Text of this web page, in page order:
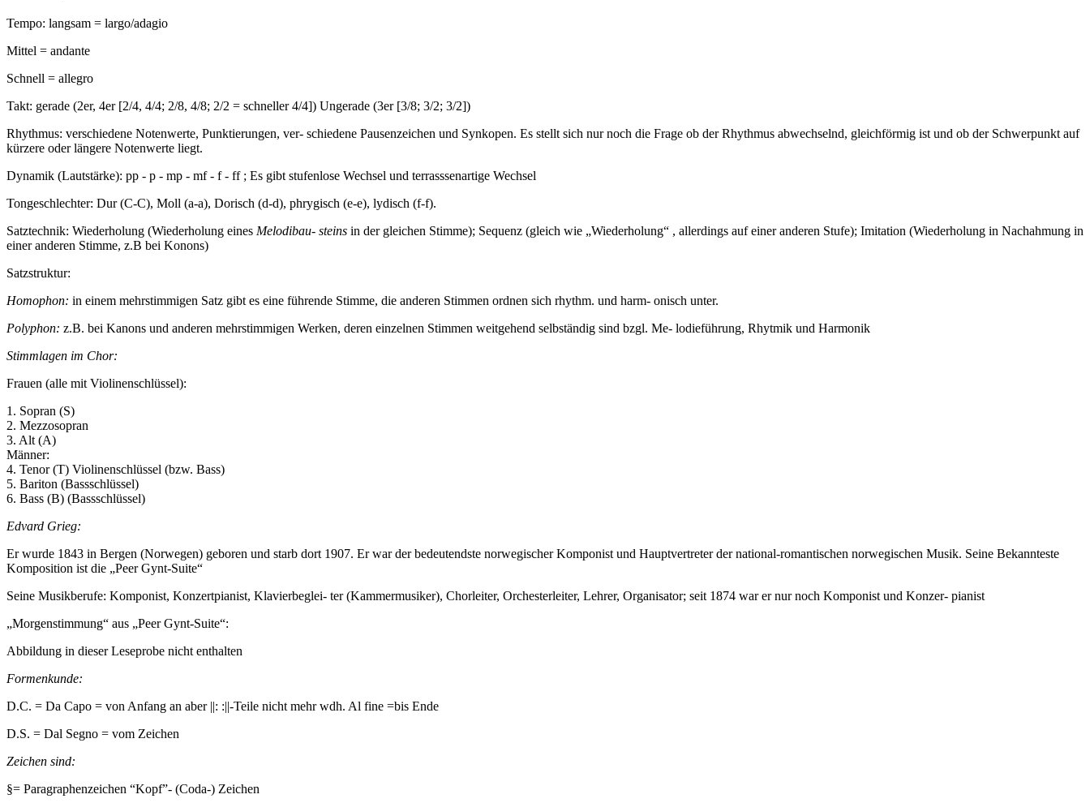
Tempo: langsam = largo/adagio
Mittel = andante
Schnell = allegro
Takt: gerade (2er, 4er [2/4, 4/4; 2/8, 4/8; 2/2 = schneller 4/4]) Ungerade (3er [3/8; 3/2; 3/2])
Rhythmus: verschiedene Notenwerte, Punktierungen, ver- schiedene Pausenzeichen und Synkopen. Es stellt sich nur noch die Frage ob der Rhythmus abwechselnd, gleichförmig ist und ob der Schwerpunkt auf
kürzere oder längere Notenwerte liegt.
Dynamik (Lautstärke): pp - p - mp - mf - f - ff ; Es gibt stufenlose Wechsel und terrasssenartige Wechsel
Tongeschlechter: Dur (C-C), Moll (a-a), Dorisch (d-d), phrygisch (e-e), lydisch (f-f).
Satztechnik: Wiederholung (Wiederholung eines Melodibau- steins in der gleichen Stimme); Sequenz (gleich wie „Wiederholung“ , allerdings auf einer anderen Stufe); Imitation (Wiederholung in Nachahmung in
einer anderen Stimme, z.B bei Konons)
Satzstruktur:
Homophon: in einem mehrstimmigen Satz gibt es eine führende Stimme, die anderen Stimmen ordnen sich rhythm. und harm- onisch unter.
Polyphon: z.B. bei Kanons und anderen mehrstimmigen Werken, deren einzelnen Stimmen weitgehend selbständig sind bzgl. Me- lodieführung, Rhytmik und Harmonik
Stimmlagen im Chor:
Frauen (alle mit Violinenschlüssel):
1. Sopran (S)
2. Mezzosopran
3. Alt (A)
Männer:
4. Tenor (T) Violinenschlüssel (bzw. Bass)
5. Bariton (Bassschlüssel)
6. Bass (B) (Bassschlüssel)
Edvard Grieg:
Er wurde 1843 in Bergen (Norwegen) geboren und starb dort 1907. Er war der bedeutendste norwegischer Komponist und Hauptvertreter der national-romantischen norwegischen Musik. Seine Bekannteste
Komposition ist die „Peer Gynt-Suite“
Seine Musikberufe: Komponist, Konzertpianist, Klavierbeglei- ter (Kammermusiker), Chorleiter, Orchesterleiter, Lehrer, Organisator; seit 1874 war er nur noch Komponist und Konzer- pianist
„Morgenstimmung“ aus „Peer Gynt-Suite“:
Abbildung in dieser Leseprobe nicht enthalten
Formenkunde:
D.C. = Da Capo = von Anfang an aber ||: :||-Teile nicht mehr wdh. Al fine =bis Ende
D.S. = Dal Segno = vom Zeichen
Zeichen sind:
§= Paragraphenzeichen “Kopf”- (Coda-) Zeichen